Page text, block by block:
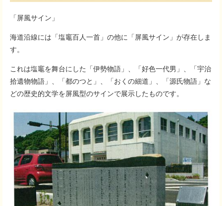
「屏風サイン」
海道沿線には「塩竈百人一首」の他に「屏風サイン」が存在しま
す。
これは塩竈を舞台にした「伊勢物語」、「好色一代男」、「宇治
拾遺物物語」、「都のつと」、「おくの細道」、「源氏物語」な
どの歴史的文学を屏風型のサインで展示したものです。